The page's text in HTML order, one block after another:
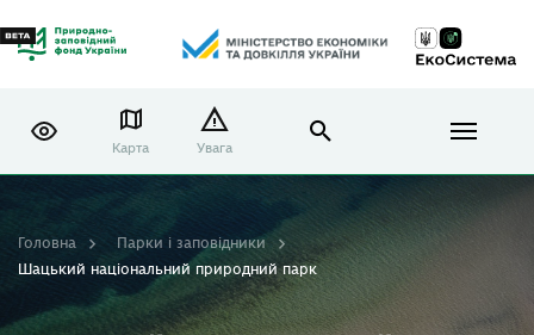
Карта Увага
Головна
Парки і заповідники
Шацький національний природний парк